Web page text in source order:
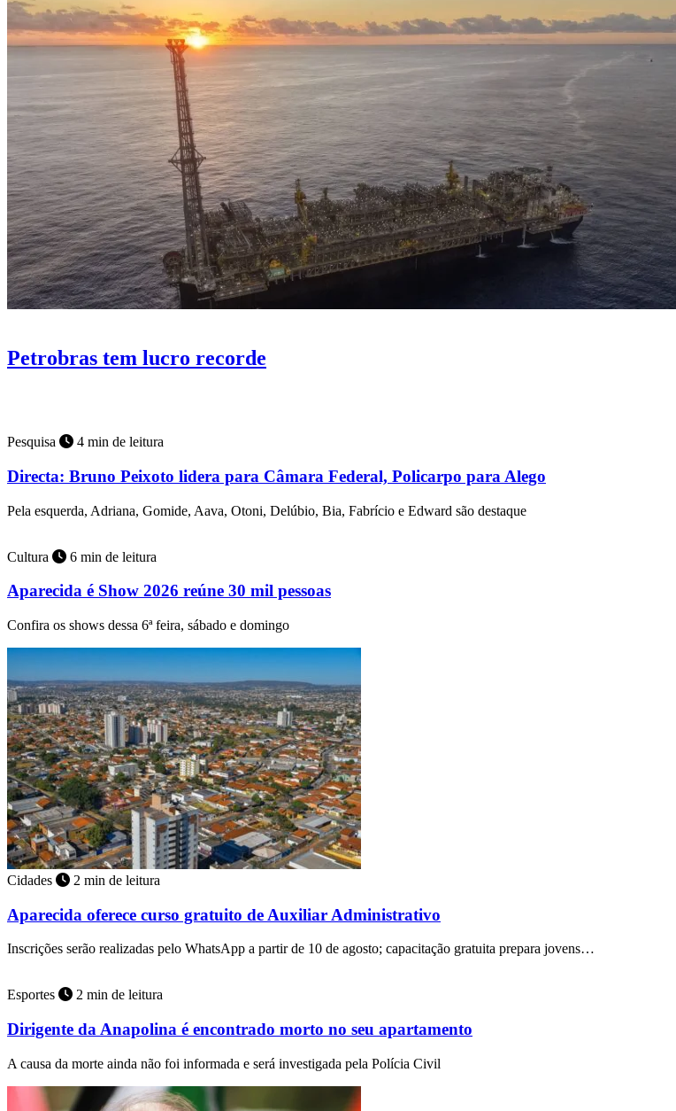
Petrobras tem lucro recorde
Pesquisa 4 min de leitura
Directa: Bruno Peixoto lidera para Câmara Federal, Policarpo para Alego
Pela esquerda, Adriana, Gomide, Aava, Otoni, Delúbio, Bia, Fabrício e Edward são destaque
Cultura 6 min de leitura
Aparecida é Show 2026 reúne 30 mil pessoas
Confira os shows dessa 6ª feira, sábado e domingo
Cidades 2 min de leitura
Aparecida oferece curso gratuito de Auxiliar Administrativo
Inscrições serão realizadas pelo WhatsApp a partir de 10 de agosto; capacitação gratuita prepara jovens…
Esportes 2 min de leitura
Dirigente da Anapolina é encontrado morto no seu apartamento
A causa da morte ainda não foi informada e será investigada pela Polícia Civil